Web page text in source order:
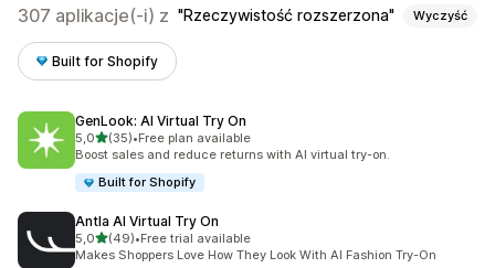
307 aplikacje(-i) z Rzeczywistość rozszerzona Wyczyść
Built for Shopify
GenLook: AI Virtual Try On
5,0na 5 gwiazdek
(35)
Łączna liczba recenzji: 35
•Free plan available
Boost sales and reduce returns with AI virtual try-on.
Built for Shopify
Antla AI Virtual Try On
5,0na 5 gwiazdek
(49)
Łączna liczba recenzji: 49
•Free trial available
Makes Shoppers Love How They Look With AI Fashion Try-On